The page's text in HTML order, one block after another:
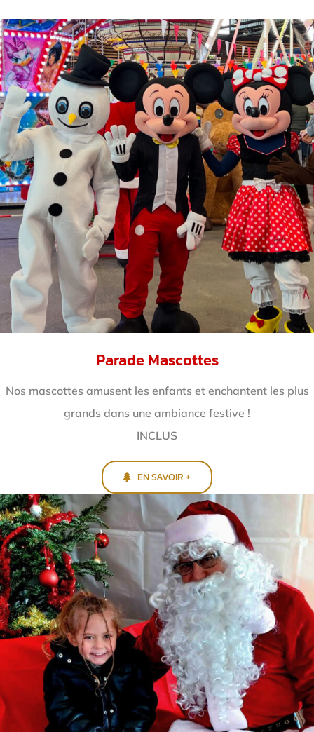
Parade Mascottes
Nos mascottes amusent les enfants et enchantent les plus
grands dans une ambiance festive !
INCLUS
EN SAVOIR +